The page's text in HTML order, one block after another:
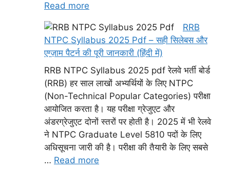
Read more
RRB
NTPC Syllabus 2025 Pdf – सही सिलेबस और
एग्ज़ाम पैटर्न की पूरी जानकारी (हिंदी में)
RRB NTPC Syllabus 2025 pdf रेलवे भर्ती बोर्ड
(RRB) हर साल लाखों अभ्यर्थियों के लिए NTPC
(Non-Technical Popular Categories) परीक्षा
आयोजित करता है। यह परीक्षा ग्रेजुएट और
अंडरग्रेजुएट दोनों स्तरों पर होती है। 2025 में भी रेलवे
ने NTPC Graduate Level 5810 पदों के लिए
अधिसूचना जारी की है। परीक्षा की तैयारी के लिए सबसे
… Read more